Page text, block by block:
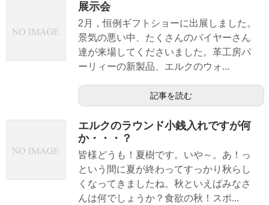
展示会
2月，恒例ギフトショーに出展しました。
景気の悪い中、たくさんのバイヤーさん
達が来場してくださいました。革工房パ
ーリィーの新製品、エルクのウォ...
記事を読む
エルクのラウンド小銭入れですが何
か・・・？
皆様どうも！夏樹です。いや～。あ！っ
という間に夏が終わってすっかり秋らし
くなってきましたね。秋といえばみなさ
んは何でしょうか？食欲の秋！スポ...